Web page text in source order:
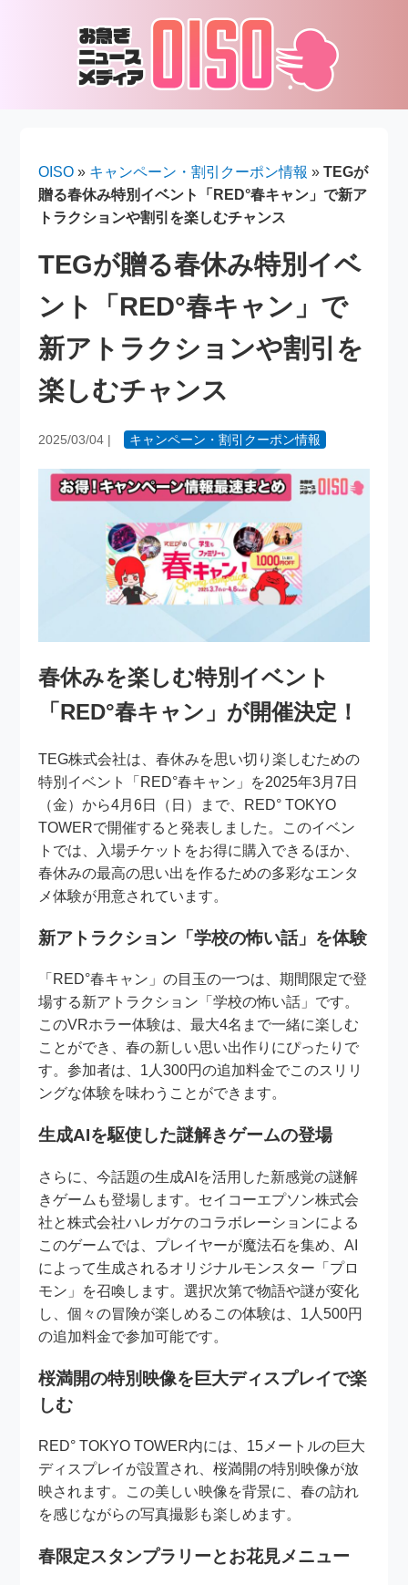
OISO » キャンペーン・割引クーポン情報 »TEGが
贈る春休み特別イベント「RED°春キャン」で新ア
トラクションや割引を楽しむチャンス
TEGが贈る春休み特別イベ
ント「RED°春キャン」で
新アトラクションや割引を
楽しむチャンス
2025/03/04 | キャンペーン・割引クーポン情報
春休みを楽しむ特別イベント
「RED°春キャン」が開催決定！
TEG株式会社は、春休みを思い切り楽しむための
特別イベント「RED°春キャン」を2025年3月7日
（金）から4月6日（日）まで、RED° TOKYO
TOWERで開催すると発表しました。このイベン
トでは、入場チケットをお得に購入できるほか、
春休みの最高の思い出を作るための多彩なエンタ
メ体験が用意されています。
新アトラクション「学校の怖い話」を体験
「RED°春キャン」の目玉の一つは、期間限定で登
場する新アトラクション「学校の怖い話」です。
このVRホラー体験は、最大4名まで一緒に楽しむ
ことができ、春の新しい思い出作りにぴったりで
す。参加者は、1人300円の追加料金でこのスリリ
ングな体験を味わうことができます。
生成AIを駆使した謎解きゲームの登場
さらに、今話題の生成AIを活用した新感覚の謎解
きゲームも登場します。セイコーエプソン株式会
社と株式会社ハレガケのコラボレーションによる
このゲームでは、プレイヤーが魔法石を集め、AI
によって生成されるオリジナルモンスター「プロ
モン」を召喚します。選択次第で物語や謎が変化
し、個々の冒険が楽しめるこの体験は、1人500円
の追加料金で参加可能です。
桜満開の特別映像を巨大ディスプレイで楽
しむ
RED° TOKYO TOWER内には、15メートルの巨大
ディスプレイが設置され、桜満開の特別映像が放
映されます。この美しい映像を背景に、春の訪れ
を感じながらの写真撮影も楽しめます。
春限定スタンプラリーとお花見メニュー